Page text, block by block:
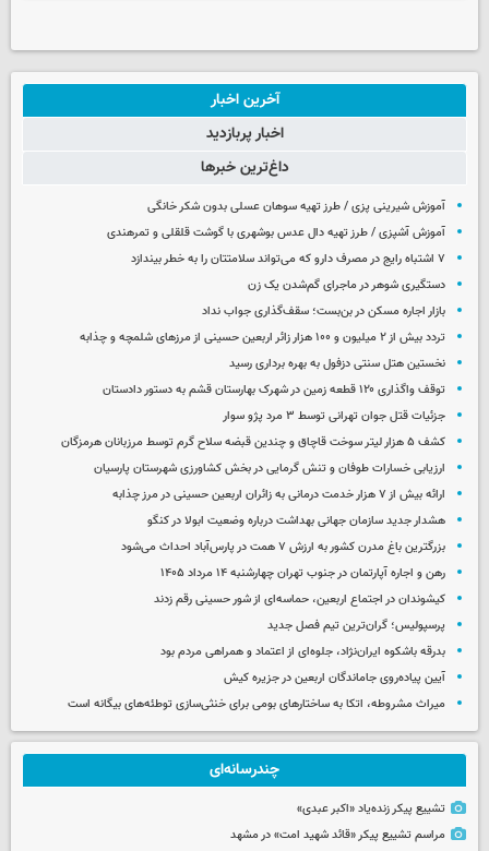
آخرین اخبار
اخبار پربازدید
داغ‌ترین خبرها
آموزش شیرینی پزی / طرز تهیه سوهان عسلی بدون شکر خانگی
آموزش آشپزی / طرز تهیه دال عدس بوشهری با گوشت قلقلی و تمرهندی
۷ اشتباه رایج در مصرف دارو که می‌تواند سلامتتان را به خطر بیندازد
دستگیری شوهر در ماجرای گم‌شدن یک زن
بازار اجاره مسکن در بن‌بست؛ سقف‌گذاری جواب نداد
تردد بیش از ۲ میلیون و ۱۰۰ هزار زائر اربعین حسینی از مرزهای شلمچه و چذابه
نخستین هتل سنتی دزفول به بهره برداری رسید
توقف واگذاری ۱۲۰ قطعه زمین در شهرک بهارستان قشم به دستور دادستان
جزئیات قتل جوان تهرانی توسط ۳ مرد پژو سوار
کشف ۵ هزار لیتر سوخت قاچاق و چندین قبضه سلاح گرم توسط مرزبانان هرمزگان
ارزیابی خسارات طوفان و تنش گرمایی در بخش کشاورزی شهرستان پارسیان
ارائه بیش از ۷ هزار خدمت درمانی به زائران اربعین حسینی در مرز چذابه
هشدار جدید سازمان جهانی بهداشت درباره وضعیت ابولا در کنگو
بزرگترین باغ مدرن کشور به ارزش ۷ همت در پارس‌آباد احداث می‌شود
رهن و اجاره آپارتمان در جنوب تهران چهارشنبه ۱۴ مرداد ۱۴۰۵
کیشوندان در اجتماع اربعین، حماسه‌ای از شور حسینی رقم زدند
پرسپولیس؛ گران‌ترین تیم فصل جدید
بدرقه باشکوه ایران‌نژاد، جلوه‌ای از اعتماد و همراهی مردم بود
آیین پیاده‌روی جاماندگان اربعین در جزیره کیش
میراث مشروطه، اتکا به ساختارهای بومی برای خنثی‌سازی توطئه‌های بیگانه است
چندرسانه‌ای
تشییع پیکر زنده‌یاد «اکبر عبدی»
مراسم تشییع پیکر «قائد شهید امت» در مشهد